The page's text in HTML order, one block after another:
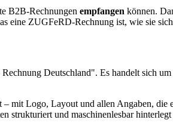
B2B-Rechnungen empfangen können.
ZUGFeRD-Rechnung ist, wie sie
Deutschland". Es handelt sich um
mit Logo, Layout und allen Angaben, die
strukturiert und maschinenlesbar hinterlegt